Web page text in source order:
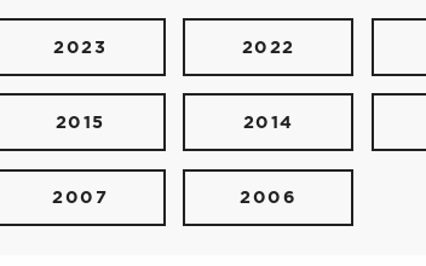
2023 2022
2015 2014
2007 2006